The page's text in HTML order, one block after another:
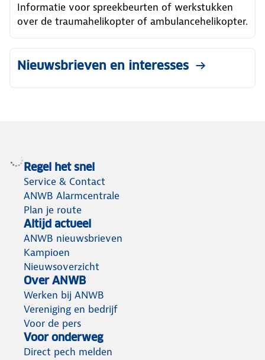
Informatie voor spreekbeurten of werkstukken
over de traumahelikopter of ambulancehelikopter.
Nieuwsbrieven en interesses
Regel het snel
Service & Contact
ANWB Alarmcentrale
Plan je route
Altijd actueel
ANWB nieuwsbrieven
Kampioen
Nieuwsoverzicht
Over ANWB
Werken bij ANWB
Vereniging en bedrijf
Voor de pers
Voor onderweg
Direct pech melden